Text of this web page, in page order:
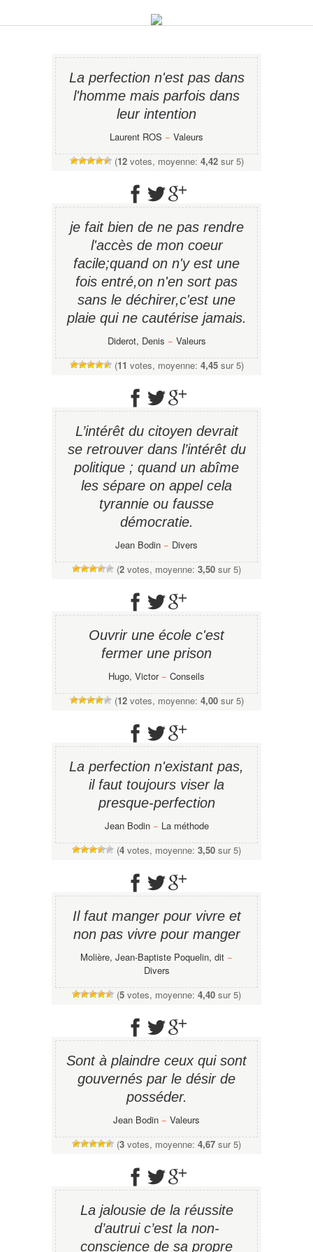
La perfection n'est pas dans
l'homme mais parfois dans
leur intention
Laurent ROS − Valeurs
(12votes, moyenne: 4,42sur 5)
je fait bien de ne pas rendre
l'accès de mon coeur
facile;quand on n'y est une
fois entré,on n'en sort pas
sans le déchirer,c'est une
plaie qui ne cautérise jamais.
Diderot, Denis − Valeurs
(11 votes, moyenne: 4,45sur 5)
L’intérêt du citoyen devrait
se retrouver dans l’intérêt du
politique ; quand un abîme
les sépare on appel cela
tyrannie ou fausse
démocratie.
Jean Bodin − Divers
(2 votes, moyenne: 3,50 sur 5)
Ouvrir une école c'est
fermer une prison
Hugo, Victor− Conseils
(12votes, moyenne: 4,00sur 5)
La perfection n'existant pas,
il faut toujours viser la
presque-perfection
Jean Bodin− La méthode
(4 votes, moyenne: 3,50 sur 5)
Il faut manger pour vivre et
non pas vivre pour manger
Molière, Jean-Baptiste Poquelin, dit −
Divers
(5 votes, moyenne: 4,40 sur 5)
Sont à plaindre ceux qui sont
gouvernés par le désir de
posséder.
Jean Bodin − Valeurs
(3 votes, moyenne: 4,67 sur 5)
La jalousie de la réussite
d’autrui c’est la non-
conscience de sa propre